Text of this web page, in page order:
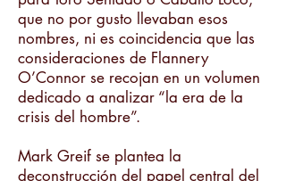
que no por gusto llevaban esos
nombres, ni es coincidencia que las
consideraciones de Flannery
O’Connor se recojan en un volumen
dedicado a analizar “la era de la
crisis del hombre”.
Mark Greif se plantea la
deconstrucción del papel central del